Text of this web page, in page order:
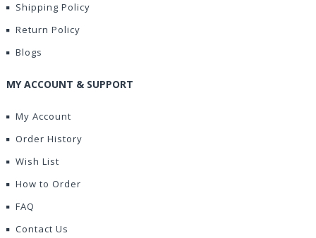
Shipping Policy
Return Policy
Blogs
MY ACCOUNT & SUPPORT
My Account
Order History
Wish List
How to Order
FAQ
Contact Us